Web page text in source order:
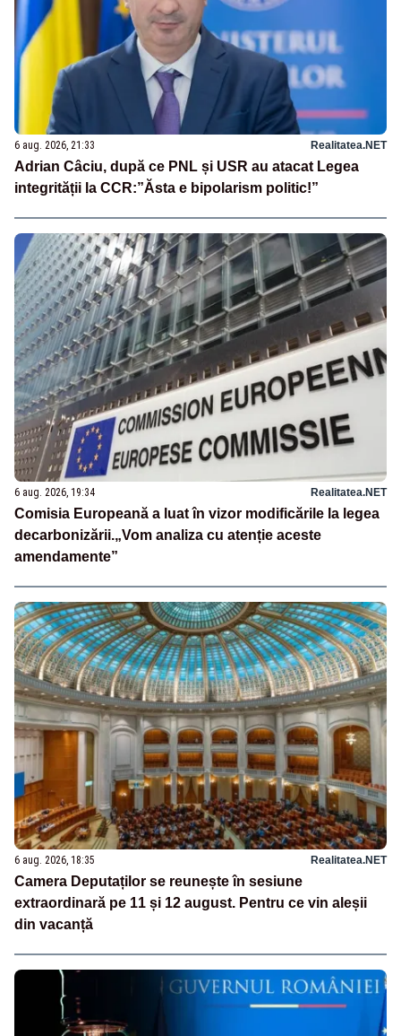
6 aug. 2026, 21:33 Realitatea.NET
Adrian Câciu, după ce PNL și USR au atacat Legea
integrității la CCR:”Ăsta e bipolarism politic!”
6 aug. 2026, 19:34 Realitatea.NET
Comisia Europeană a luat în vizor modificările la legea
decarbonizării.„Vom analiza cu atenție aceste
amendamente”
6 aug. 2026, 18:35 Realitatea.NET
Camera Deputaților se reunește în sesiune
extraordinară pe 11 și 12 august. Pentru ce vin aleșii
din vacanță